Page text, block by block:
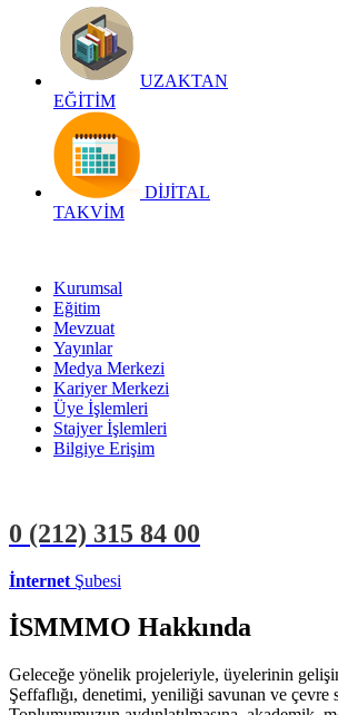
UZAKTAN
EĞİTİM
DİJİTAL
TAKVİM
Kurumsal
Eğitim
Mevzuat
Yayınlar
Medya Merkezi
Kariyer Merkezi
Üye İşlemleri
Stajyer İşlemleri
Bilgiye Erişim
0 (212) 315 84 00
İnternet Şubesi
İSMMMO Hakkında
Geleceğe yönelik projeleriyle, üyelerinin
Şeffaflığı, denetimi, yeniliği savunan ve çevre